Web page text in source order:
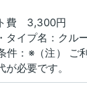
費 3,300円
タイプ名：クル
件：※（注） ご
が必要です。